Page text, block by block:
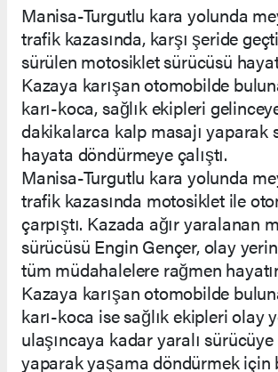
Manisa-Turgutlu kara yolunda
trafik kazasında, karşı şeride
sürülen motosiklet sürücüsü
Kazaya karışan otomobilde
karı-koca, sağlık ekipleri
dakikalarca kalp masajı yaparak
hayata döndürmeye çalıştı.
Manisa-Turgutlu kara yolunda
trafik kazasında motosiklet ile
çarpıştı. Kazada ağır yaralanan
sürücüsü Engin Gençer, olay
tüm müdahalelere rağmen
Kazaya karışan otomobilde
karı-koca ise sağlık ekipleri olay
ulaşıncaya kadar yaralı
yaparak yaşama döndürmek için